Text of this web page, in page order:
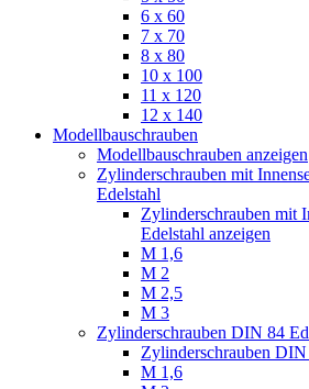
6 x 60
7 x 70
8 x 80
10 x 100
11 x 120
12 x 140
Modellbauschrauben
Modellbauschrauben anzeigen
Zylinderschrauben mit
Edelstahl
Zylinderschrauben mit
Edelstahl anzeigen
M 1,6
M 2
M 2,5
M 3
Zylinderschrauben DIN 84
Zylinderschrauben
M 1,6